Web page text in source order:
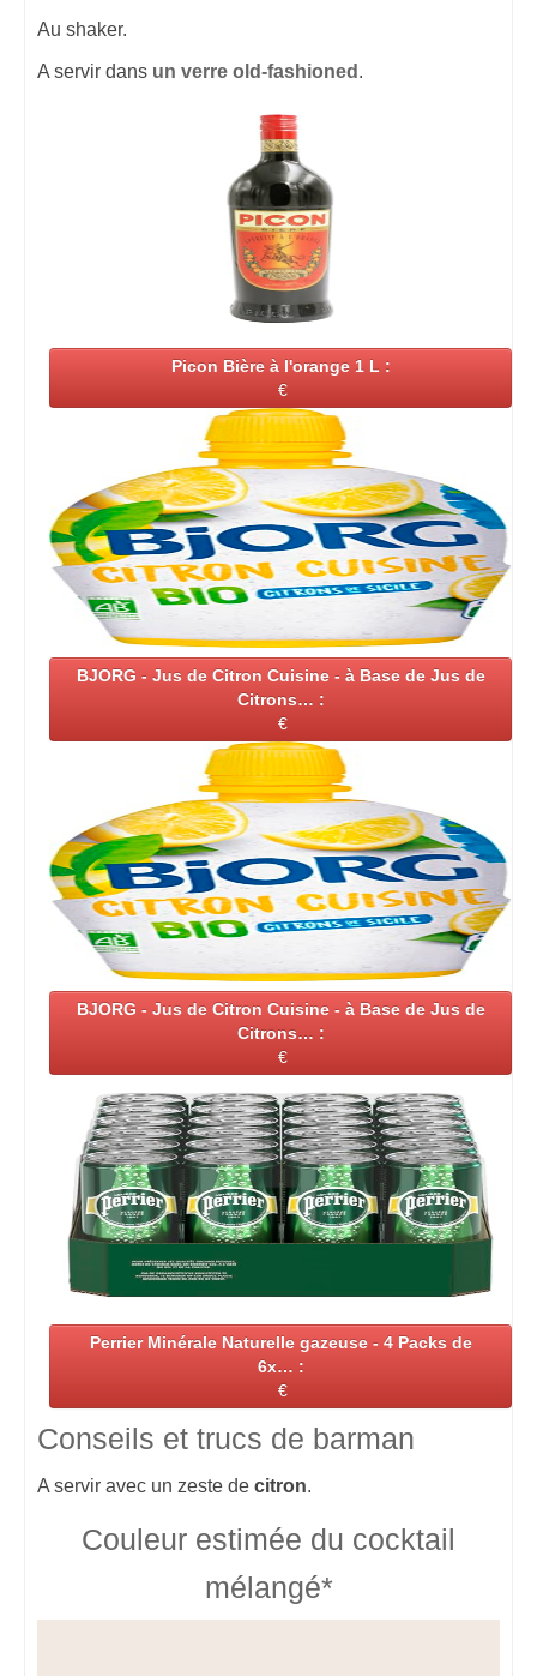
Au shaker.
A servir dans un verre old-fashioned .
Picon Bière à l'orange 1 L :
€
BJORG - Jus de Citron Cuisine - à Base de Jus de
Citrons… :
€
BJORG - Jus de Citron Cuisine - à Base de Jus de
Citrons… :
€
Perrier Minérale Naturelle gazeuse - 4 Packs de
6x… :
€
Conseils et trucs de barman
A servir avec un zeste de citron.
Couleur estimée du cocktail
mélangé*